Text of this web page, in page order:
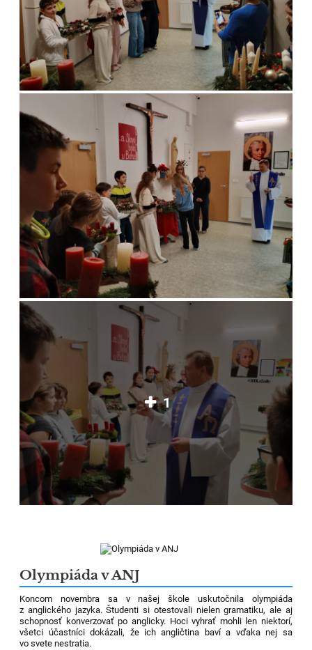
1
Olympiáda v ANJ
Koncom novembra sa v našej škole uskutočnila olympiáda
z anglického jazyka. Študenti si otestovali nielen gramatiku, ale aj
schopnosť konverzovať po anglicky. Hoci vyhrať mohli len niektorí,
všetci účastníci dokázali, že ich angličtina baví a vďaka nej sa
vo svete nestratia.